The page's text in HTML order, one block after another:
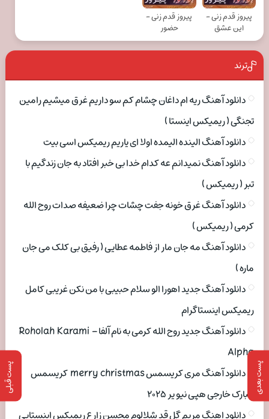
پست بعدی پست قبلی
پیروز قدم زنی -
این عشق
پیروز قدم زنی -
حضور
ترند
دانلود آهنگ ریه ام داغان چشام کم سو داریم غرق میشیم رامین
تجنگی ( ریمیکس اینستا )
دانلود آهنگ الینده الیمده اولا ای یاریم ریمیکس اسی بیت
دانلود آهنگ نمیدانم عه کدام خدا بی خبر افتاد به جان زندگیم با
تبر ( ریمیکس )
دانلود آهنگ غرق خونه جفت چشات چرا ضعیفه صدات روح الله
کرمی ( ریمیکس )
دانلود آهنگ مه جان مار از فاطمه عطایی ( رفیق بی کلک می جان
ماره )
دانلود آهنگ جدید اهورا الو سلام حبیبی با من نکن غریبی کامل
ریمیکس اینستاگرام
دانلود آهنگ جدید روح الله کرمی به نام آلفا Roholah Karami –
Alpha
دانلود آهنگ مری کریسمس merry christmas کریسمس
مبارک خارجی هپی نیو یر ۲۰۲۵
دانلود اهنگ مریم گل قد شلالوم محسن زارع ریمیکس اینستایی